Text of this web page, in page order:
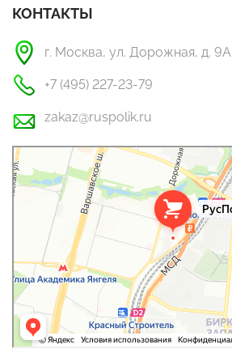
КОНТАКТЫ
г. Москва, ул. Дорожная, д. 9А
+7 (495) 227-23-79
zakaz@ruspolik.ru
РусПолик
Оргстекло, поликарбонат в Москве
Строительные и отделочные работы в Москве